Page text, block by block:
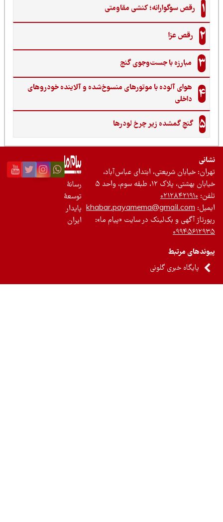
رقص سوگوارانه؛ کنشی مقاومتی
رقص عزا
مبارزه با جست‌وجوی گنج‌
هوای آلوده با موتورهای منسوخ‌شده و آلاینده خودروهای
داخلی
گنجِ گمشده زیر چرخ لودرها
خیابان شریعتی، ابتدای عباس‌آباد،
بهشتی، پلاک ۱۲، طبقه سوم، واحد ۵
۰۲۱۲۸۴۲۱۹۱۰
khabar.payamema@gmail.com
آگهی و بک‌لینک در سایت «پیام ما»:
مرتبط
پایگاه خبری گلونی
رسانۀ
توسعۀ
پایدار
ایران